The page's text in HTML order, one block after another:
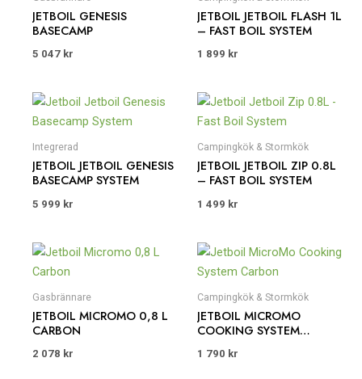
JETBOIL GENESIS
BASECAMP
5 047 kr
JETBOIL JETBOIL FLASH 1L
– FAST BOIL SYSTEM
1 899 kr
Integrerad
JETBOIL JETBOIL GENESIS
BASECAMP SYSTEM
5 999 kr
Campingkök & Stormkök
JETBOIL JETBOIL ZIP 0.8L
– FAST BOIL SYSTEM
1 499 kr
Gasbrännare
JETBOIL MICROMO 0,8 L
CARBON
2 078 kr
Campingkök & Stormkök
JETBOIL MICROMO
COOKING SYSTEM
1 790 kr